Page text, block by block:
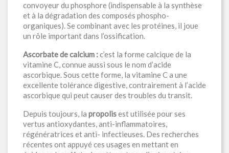
convoyeur du phosphore (indispensable à la synthèse
et à la dégradation des composés phospho-
organiques). Se combinant avec les protéines, il joue
un rôle important dans l’ossification.
Ascorbate de calcium :c’est la forme calcique de la
vitamine C, connue aussi sous le nom d’acide
ascorbique. Sous cette forme, la vitamine C a une
excellente tolérance digestive, contrairement à l’acide
ascorbique qui peut causer des troubles du transit.
Depuis toujours, la propolisest utilisée pour ses
vertus antioxydantes, anti-inflammatoires,
régénératrices et anti- infectieuses. Des recherches
récentes ont appuyé ces usages en mettant en